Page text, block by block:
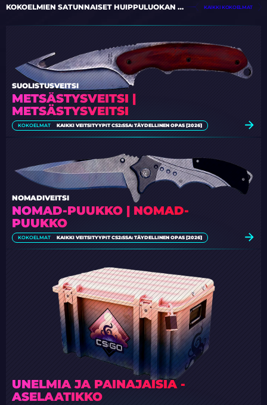
KOKOELMIEN SATUNNAISET HUIPPULUOKAN KOHTEET KAIKKI KOKOELMAT
METSÄSTYSVEITSI |
METSÄSTYSVEITSI
SUOLISTUSVEITSI
KOKOELMAT KAIKKI VEITSITYYPIT CS2:SSA: TÄYDELLINEN OPAS [2026]
NOMAD-PUUKKO | NOMAD-
PUUKKO
NOMADIVEITSI
KOKOELMAT KAIKKI VEITSITYYPIT CS2:SSA: TÄYDELLINEN OPAS [2026]
UNELMIA JA PAINAJAISIA -
ASELAATIKKO